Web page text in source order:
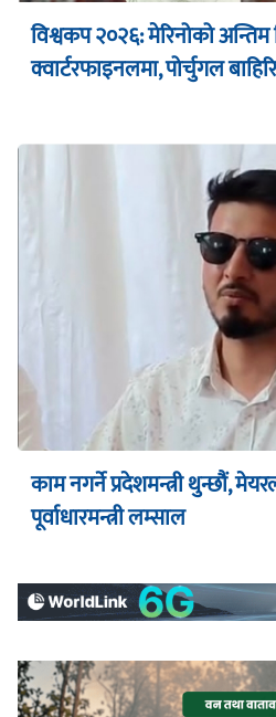
विश्वकप २०२६: मेरिनोको
क्वार्टरफाइनलमा, पोर्चुगल
काम नगर्ने प्रदेशमन्त्री थुन्छौं,
पूर्वाधारमन्त्री लम्साल